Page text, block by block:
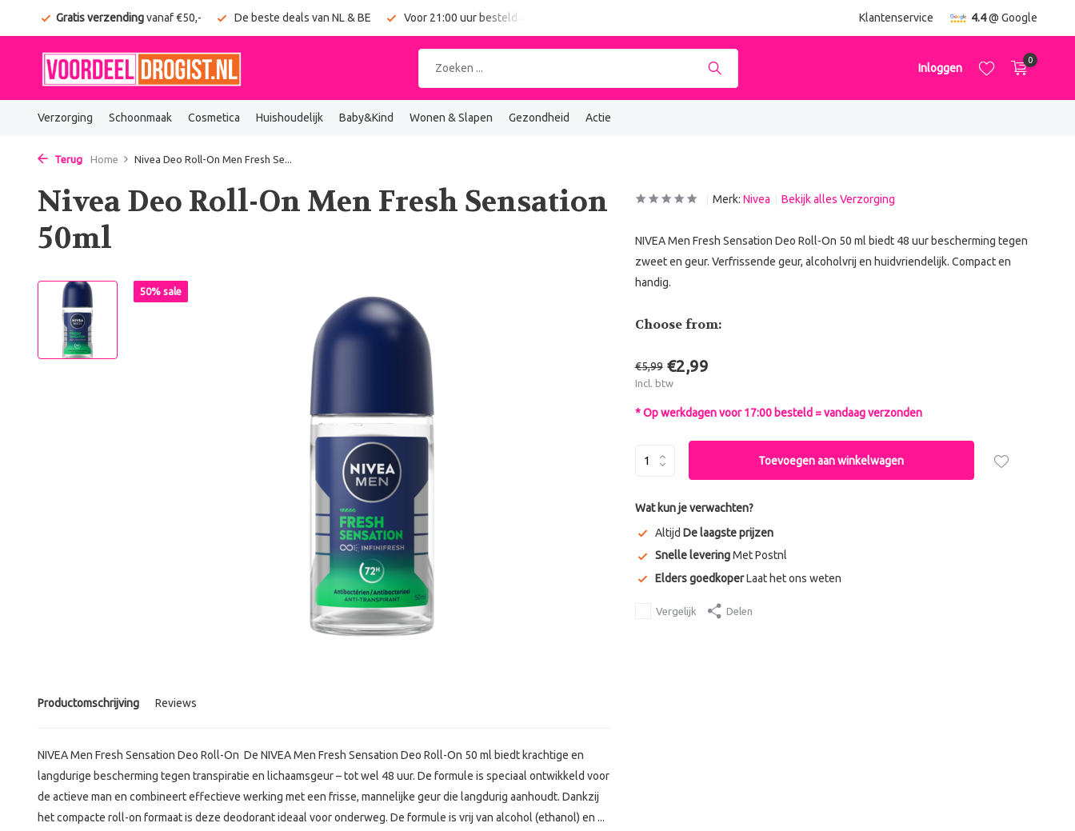
Gratis verzendingvanaf €50,- De beste deals van NL & BE Voor 21:00 uur besteld = vandaag verzonden Klantenservice 4.4@ Google
Inloggen
0
Verzorging Schoonmaak Cosmetica Huishoudelijk Baby&Kind Wonen & Slapen Gezondheid Actie
Terug Home Nivea Deo Roll-On Men Fresh Se...
Nivea Deo Roll-On Men Fresh Sensation
50ml
50% sale
Productomschrijving Reviews
NIVEA Men Fresh Sensation Deo Roll-On De NIVEA Men Fresh Sensation Deo Roll-On 50 ml biedt krachtige en
langdurige bescherming tegen transpiratie en lichaamsgeur – tot wel 48 uur. De formule is speciaal ontwikkeld voor
de actieve man en combineert effectieve werking met een frisse, mannelijke geur die langdurig aanhoudt. Dankzij
het compacte roll-on formaat is deze deodorant ideaal voor onderweg. De formule is vrij van alcohol (ethanol) en ...
Merk: Nivea Bekijk alles Verzorging
NIVEA Men Fresh Sensation Deo Roll-On 50 ml biedt 48 uur bescherming tegen
zweet en geur. Verfrissende geur, alcoholvrij en huidvriendelijk. Compact en
handig.
Choose from:
€5,99 €2,99
Incl. btw
* Op werkdagen voor 17:00 besteld = vandaag verzonden
Toevoegen aan winkelwagen
Wat kun je verwachten?
Altijd De laagste prijzen
Snelle leveringMet Postnl
Elders goedkoperLaat het ons weten
Vergelijk Delen